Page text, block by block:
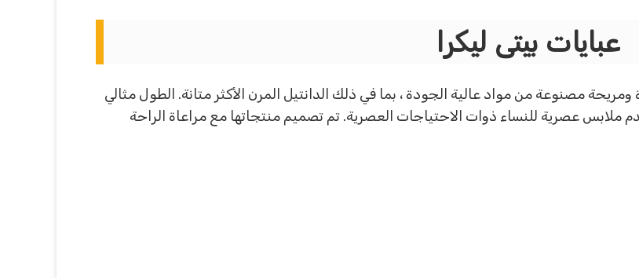
عبايات بيتى ليكرا
مصنوعة من مواد عالية الجودة ، بما في ذلك الدانتيل المرن الأكثر متانة. الطول مثالي
ملابس عصرية للنساء ذوات الاحتياجات العصرية. تم تصميم منتجاتها مع مراعاة الراحة